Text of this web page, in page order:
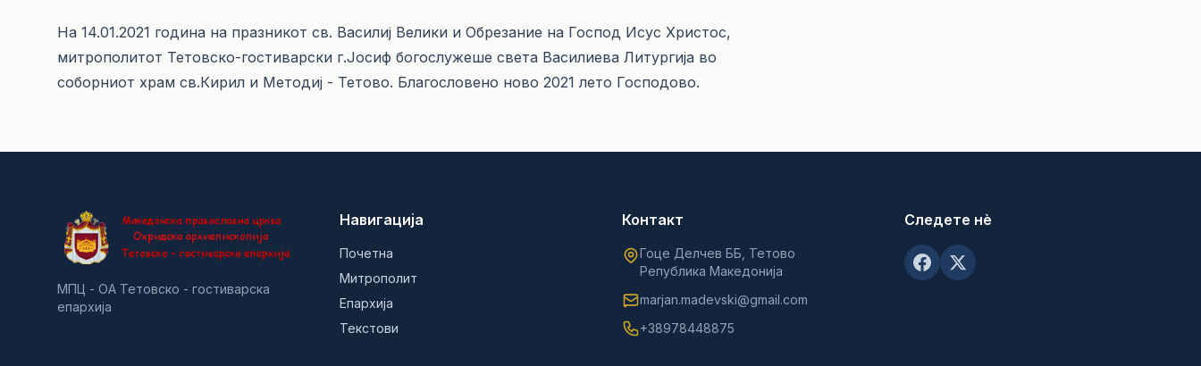
На 14.01.2021 година на празникот св. Василиј Велики и Обрезание на Господ Исус Христос,
митрополитот Тетовско-гостиварски г.Јосиф богослужеше света Василиева Литургија во
соборниот храм св.Кирил и Методиј - Тетово. Благословено ново 2021 лето Господово.
МПЦ - ОА Тетовско - гостиварска
епархија
Навигација
Почетна
Митрополит
Епархија
Текстови
Контакт
Гоце Делчев ББ, Тетово
Република Македонија
marjan.madevski@gmail.com
+38978448875
Следете нè